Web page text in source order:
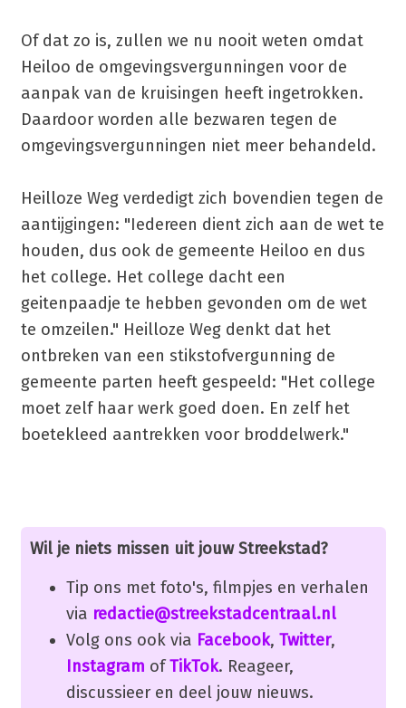
Of dat zo is, zullen we nu nooit weten omdat
Heiloo de omgevingsvergunningen voor de
aanpak van de kruisingen heeft ingetrokken.
Daardoor worden alle bezwaren tegen de
omgevingsvergunningen niet meer behandeld.
Heilloze Weg verdedigt zich bovendien tegen de
aantijgingen: "Iedereen dient zich aan de wet te
houden, dus ook de gemeente Heiloo en dus
het college. Het college dacht een
geitenpaadje te hebben gevonden om de wet
te omzeilen." Heilloze Weg denkt dat het
ontbreken van een stikstofvergunning de
gemeente parten heeft gespeeld: "Het college
moet zelf haar werk goed doen. En zelf het
boetekleed aantrekken voor broddelwerk."
Wil je niets missen uit jouw Streekstad?
Tip ons met foto's, filmpjes en verhalen
via redactie@streekstadcentraal.nl
Volg ons ook via Facebook, Twitter,
Instagram ofTikTok. Reageer,
discussieer en deel jouw nieuws.